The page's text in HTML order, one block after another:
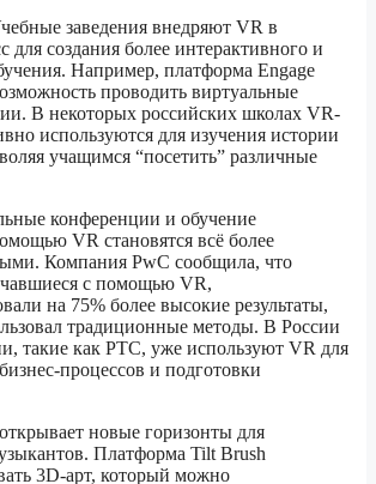
заведения внедряют VR в
для создания более интерактивного и
Например, платформа Engage
проводить виртуальные
В некоторых российских школах VR-
используются для изучения истории
учащимся “посетить” различные
конференции и обучение
VR становятся всё более
Компания PwC сообщила, что
с помощью VR,
на 75% более высокие результаты,
традиционные методы. В России
такие как РТС, уже используют VR для
процессов и подготовки
новые горизонты для
Платформа Tilt Brush
3D-арт, который можно